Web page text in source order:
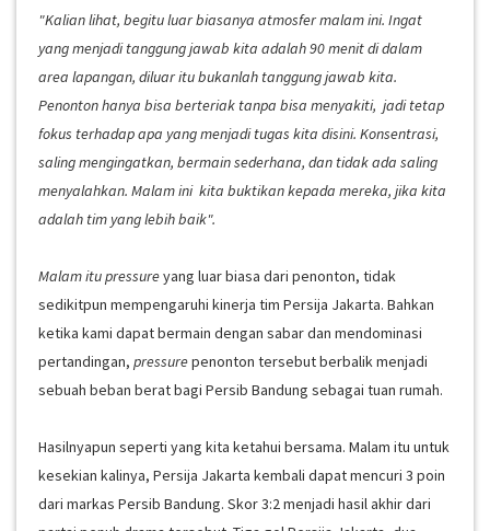
"Kalian lihat, begitu luar biasanya atmosfer malam ini. Ingat
yang menjadi tanggung jawab kita adalah 90 menit di dalam
area lapangan, diluar itu bukanlah tanggung jawab kita.
Penonton hanya bisa berteriak tanpa bisa menyakiti, jadi tetap
fokus terhadap apa yang menjadi tugas kita disini. Konsentrasi,
saling mengingatkan, bermain sederhana, dan tidak ada saling
menyalahkan. Malam ini kita buktikan kepada mereka, jika kita
adalah tim yang lebih baik".
Malam itu pressureyang luar biasa dari penonton, tidak
sedikitpun mempengaruhi kinerja tim Persija Jakarta. Bahkan
ketika kami dapat bermain dengan sabar dan mendominasi
pertandingan, pressurepenonton tersebut berbalik menjadi
sebuah beban berat bagi Persib Bandung sebagai tuan rumah.
Hasilnyapun seperti yang kita ketahui bersama. Malam itu untuk
kesekian kalinya, Persija Jakarta kembali dapat mencuri 3 poin
dari markas Persib Bandung. Skor 3:2 menjadi hasil akhir dari